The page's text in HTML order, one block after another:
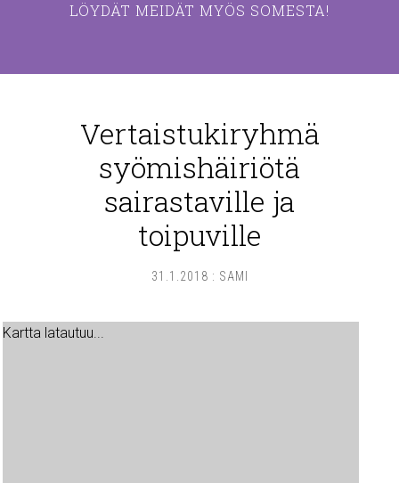
LÖYDÄT MEIDÄT MYÖS SOMESTA!
Vertaistukiryhmä
syömishäiriötä
sairastaville ja
toipuville
31.1.2018 : SAMI
Kartta latautuu...